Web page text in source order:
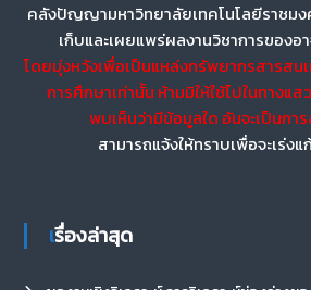
คลังปัญญามหาวิทยาลัยเทคโนโลยีราชม
เก็บและเผยแพร่ผลงานวิชาการของอ
โดยมุ่งหวังเพื่อเป็นแหล่งทรัพยากรสารสน
การศึกษาเท่านั้น ห้ามมิให้ใช้ไปในทางแ
พบเห็นว่ามีข้อมูลใด อันจะเป็นกา
สามารถแจ้งให้ทราบเพื่อจะเร่ง
เรื่องล่าสุด